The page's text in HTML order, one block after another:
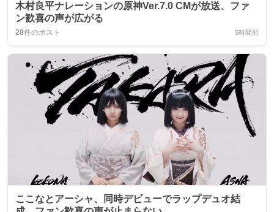
木村良平ナレーションの原神Ver.7.0 CMが放送、ファ
ン歓喜の声が広がる
28件のポスト 5時間前
ここなとアーシャ、同時デビューでラップデュオ結